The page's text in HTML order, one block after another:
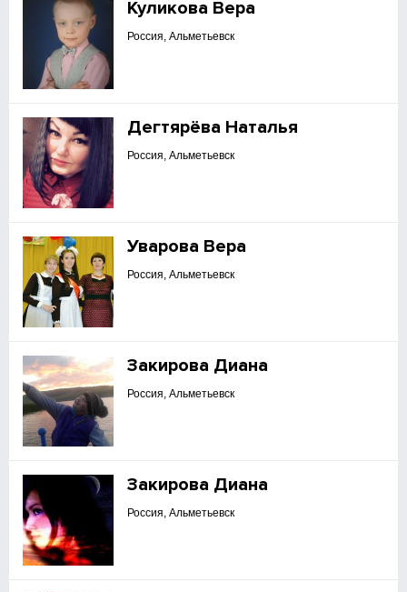
Куликова Вера
Россия, Альметьевск
Дегтярёва Наталья
Россия, Альметьевск
Уварова Вера
Россия, Альметьевск
Закирова Диана
Россия, Альметьевск
Закирова Диана
Россия, Альметьевск